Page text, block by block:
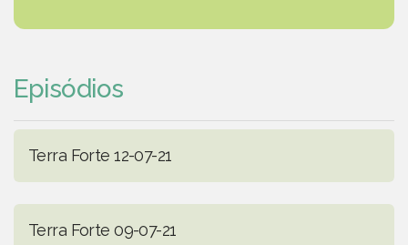
Episódios
Terra Forte 12-07-21
Terra Forte 09-07-21